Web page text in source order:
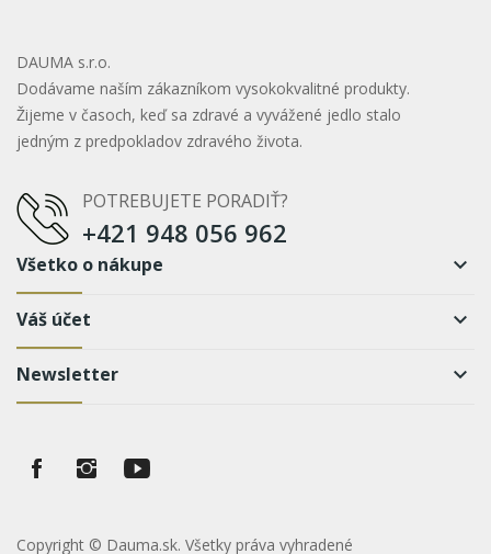
DAUMA s.r.o.
Dodávame naším zákazníkom vysokokvalitné produkty.
Žijeme v časoch, keď sa zdravé a vyvážené jedlo stalo
jedným z predpokladov zdravého života.
POTREBUJETE PORADIŤ?
+421 948 056 962
Všetko o nákupe keyboard_arrow_down
Váš účet keyboard_arrow_down
Newsletter keyboard_arrow_down
Copyright © Dauma.sk. Všetky práva vyhradené